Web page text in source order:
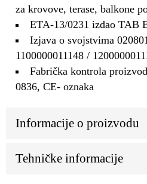
za krovove, terase, balkone
ETA-13/0231 izdao TAB
Izjava o svojstvima
1100000011148 /
Fabrička kontrola
0836, CE- oznaka
Informacije o proizvodu
Tehničke informacije